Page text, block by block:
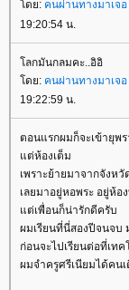
ดย: คนผ่านทางมาเจอ
19:20:54 น.
ลกมันกลมคะ..อิอิ
ดย: คนผ่านทางมาเจอ
19:22:59 น.
ตอนแรกผมก็จะเข้ายุพ
ต่ห้องเต็ม
เพราะย้ายมาจากจังหวั
เลยมาอยู่หอพระ อยู่ห้อ
ต่เพื่อนก็น่ารักดีครับ
ผมเรียนที่นี่สองปีจนจบ
ก่อนจะไปเรียนต่อที่เทค
ผมจำครูศรีเนียมได้คนเ